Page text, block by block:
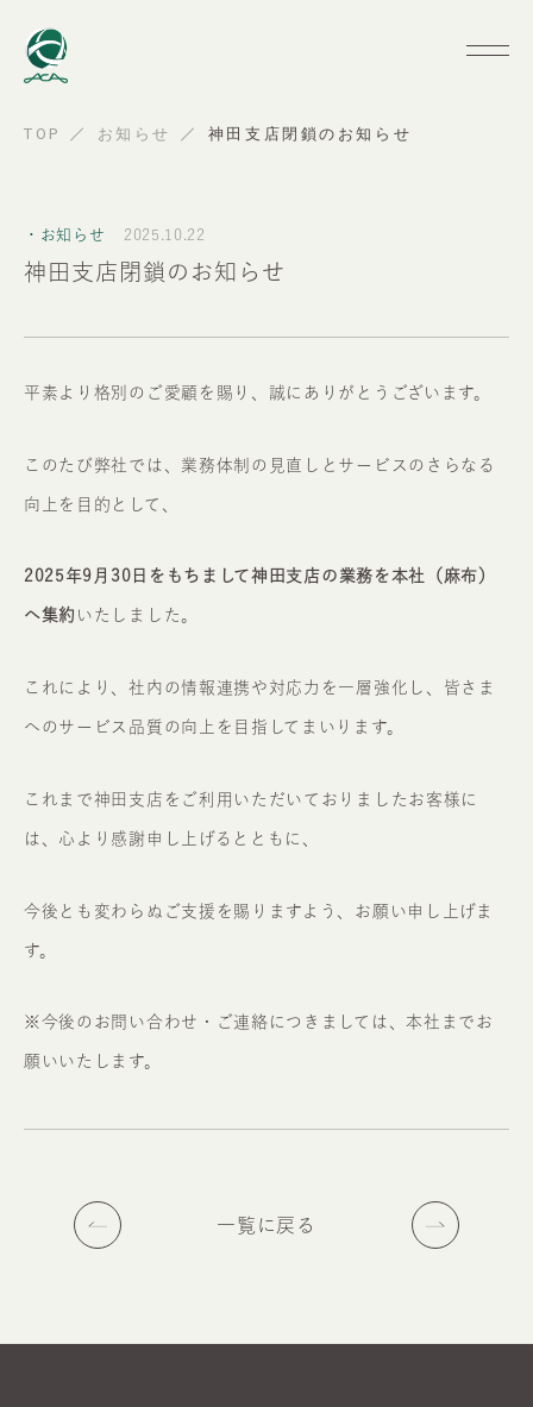
TOP お知らせ 神田支店閉鎖のお知らせ
・お知らせ 2025.10.22
神田支店閉鎖のお知らせ
平素より格別のご愛顧を賜り、誠にありがとうございます。
このたび弊社では、業務体制の見直しとサービスのさらなる
向上を目的として、
2025年9月30日をもちまして神田支店の業務を本社（麻布）
へ集約 いたしました。
これにより、社内の情報連携や対応力を一層強化し、皆さま
へのサービス品質の向上を目指してまいります。
これまで神田支店をご利用いただいておりましたお客様に
は、心より感謝申し上げるとともに、
今後とも変わらぬご支援を賜りますよう、お願い申し上げま
す。
※今後のお問い合わせ・ご連絡につきましては、本社までお
願いいたします。
一覧に戻る